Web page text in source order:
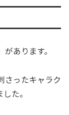
あります。
さったキャラク
た。